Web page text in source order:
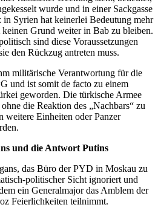
wurde und in einer Sackgasse
in Syrien hat keinerlei Bedeutung mehr
Grund weiter in Bab zu bleiben.
sind diese Voraussetzungen
den Rückzug antreten muss.
militärische Verantwortung für die
und ist somit de facto zu einem
geworden. Die türkische Armee
die Reaktion des „Nachbars“ zu
weitere Einheiten oder Panzer
und die Antwort Putins
das Büro der PYD in Moskau zu
politischer Sicht ignoriert und
ein Generalmajor das Amblem der
Feierlichkeiten teilnimmt.